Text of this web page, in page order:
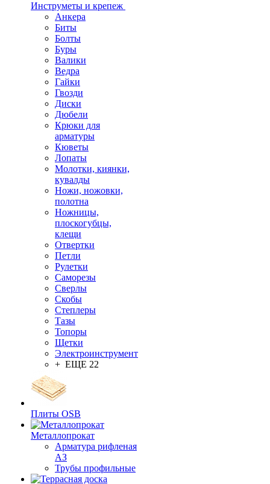
Инструметы и крепеж
Анкера
Биты
Болты
Буры
Валики
Ведра
Гайки
Гвозди
Диски
Дюбели
Крюки для
арматуры
Кюветы
Лопаты
Молотки, киянки,
кувалды
Ножи, ножовки,
полотна
Ножницы,
плоскогубцы,
клещи
Отвертки
Петли
Рулетки
Саморезы
Сверлы
Скобы
Степлеры
Тазы
Топоры
Щетки
Электроинструмент
+ ЕЩЕ 22
Плиты OSB
Металлопрокат
Арматура рифленая
АЗ
Трубы профильные